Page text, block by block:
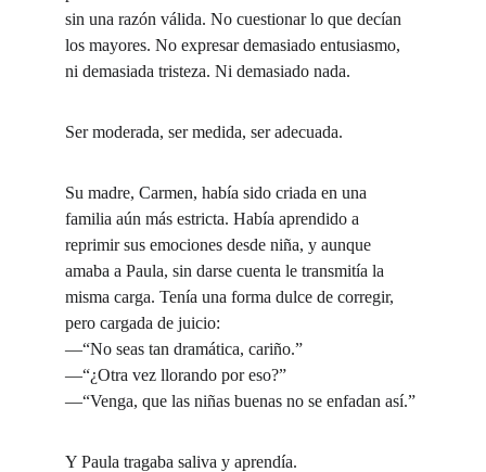
sin una razón válida. No cuestionar lo que decían
los mayores. No expresar demasiado entusiasmo,
ni demasiada tristeza. Ni demasiado nada.
Ser moderada, ser medida, ser adecuada.
Su madre, Carmen, había sido criada en una
familia aún más estricta. Había aprendido a
reprimir sus emociones desde niña, y aunque
amaba a Paula, sin darse cuenta le transmitía la
misma carga. Tenía una forma dulce de corregir,
pero cargada de juicio:
—“No seas tan dramática, cariño.”
—“¿Otra vez llorando por eso?”
—“Venga, que las niñas buenas no se enfadan así.”
Y Paula tragaba saliva y aprendía.